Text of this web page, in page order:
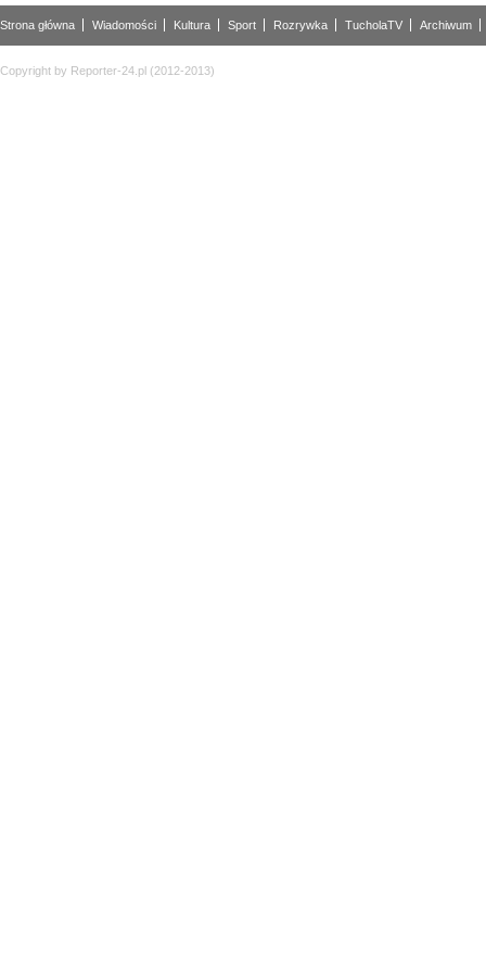
Strona główna Wiadomości Kultura Sport Rozrywka TucholaTV Archiwum
Copyright by Reporter-24.pl (2012-2013)